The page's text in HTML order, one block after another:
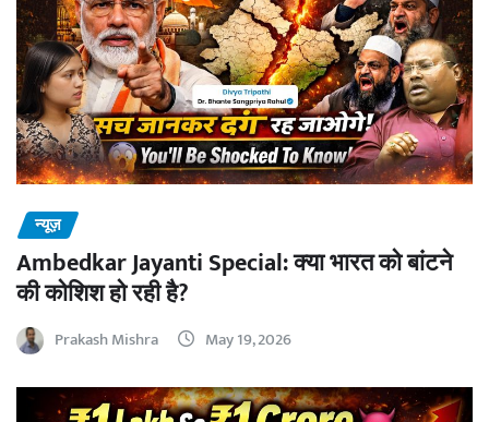
न्यूज़
Ambedkar Jayanti Special: क्या भारत को बांटने
की कोशिश हो रही है?
Prakash Mishra May 19, 2026